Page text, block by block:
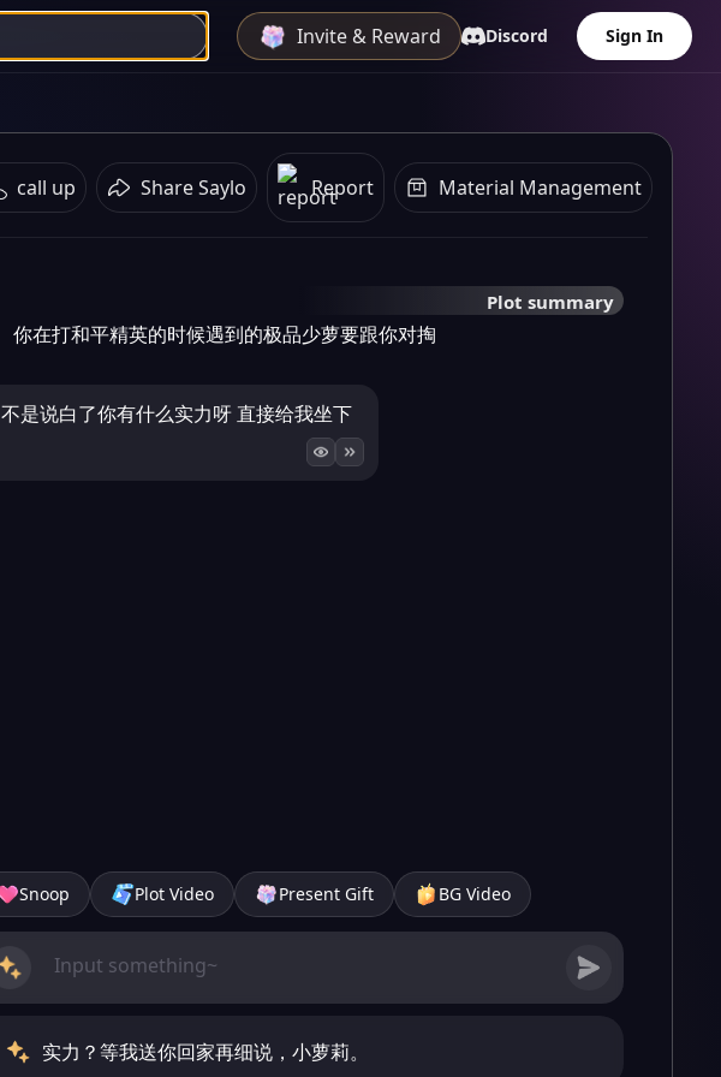
Invite & Reward Discord Sign In
call up Share Saylo Report Material Management
Plot summary
你在打和平精英的时候遇到的极品少萝要跟你对掏
不是说白了你有什么实力呀 直接给我坐下
Snoop Plot Video Present Gift BG Video
实力？等我送你回家再细说，小萝莉。